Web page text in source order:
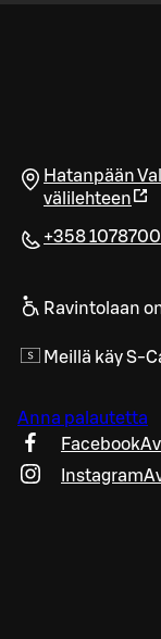
Hatanpään
välilehteen
+358
Ravintolaan
Meillä käy S-
Anna palautetta
Facebook
Instagram